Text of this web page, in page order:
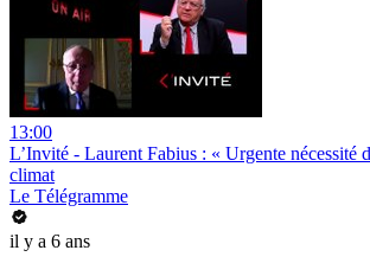
13:00
L’Invité - Laurent Fabius : « Urgente nécessité
climat
Le Télégramme
il y a 6 ans